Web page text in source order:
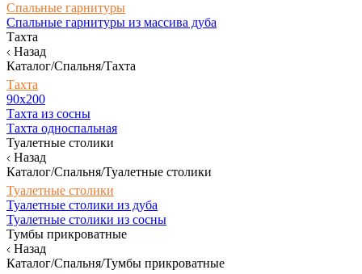
Спальные гарнитуры
Спальные гарнитуры из массива дуба
Тахта
Назад
Каталог/Спальня/Тахта
Тахта
90х200
Тахта из сосны
Тахта односпальная
Туалетные столики
Назад
Каталог/Спальня/Туалетные столики
Туалетные столики
Туалетные столики из дуба
Туалетные столики из сосны
Тумбы прикроватные
Назад
Каталог/Спальня/Тумбы прикроватные